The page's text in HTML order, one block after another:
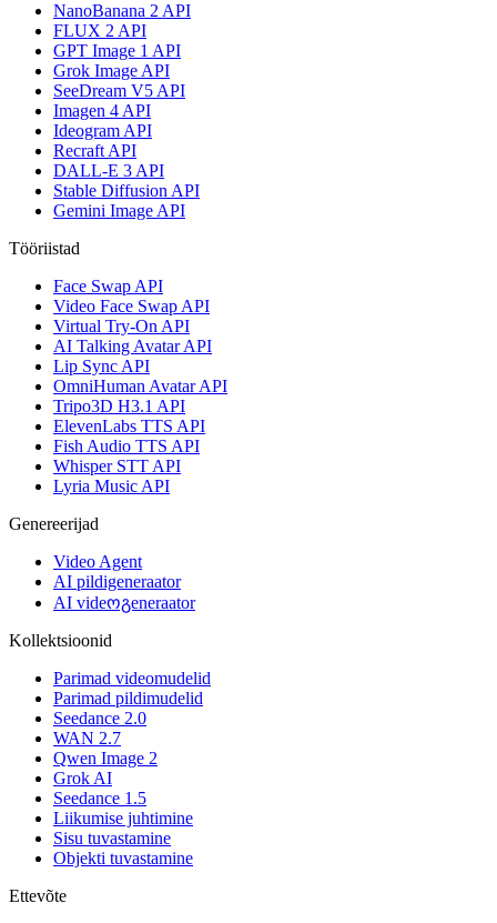
NanoBanana 2 API
FLUX 2 API
GPT Image 1 API
Grok Image API
SeeDream V5 API
Imagen 4 API
Ideogram API
Recraft API
DALL-E 3 API
Stable Diffusion API
Gemini Image API
Tööriistad
Face Swap API
Video Face Swap API
Virtual Try-On API
AI Talking Avatar API
Lip Sync API
OmniHuman Avatar API
Tripo3D H3.1 API
ElevenLabs TTS API
Fish Audio TTS API
Whisper STT API
Lyria Music API
Genereerijad
Video Agent
AI pildigeneraator
AI videოგeneraator
Kollektsioonid
Parimad videomudelid
Parimad pildimudelid
Seedance 2.0
WAN 2.7
Qwen Image 2
Grok AI
Seedance 1.5
Liikumise juhtimine
Sisu tuvastamine
Objekti tuvastamine
Ettevõte